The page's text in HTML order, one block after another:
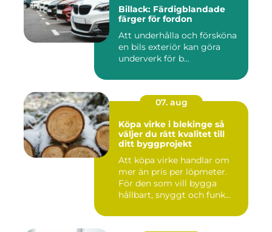
Billack: Färdigblandade
färger för fordon
Att underhålla och försköna
en bils exteriör kan göra
underverk för b...
07. aug
Köpa virke i blekinge så
väljer du rätt kvalitet till
ditt byggprojekt
Att köpa virke handlar om
mer än pris per löpmeter.
För den som vill bygga
hållbart, snyggt och funk...